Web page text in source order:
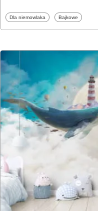
Fototapety
Dla niemowlaka Fototapety
Bajkowe